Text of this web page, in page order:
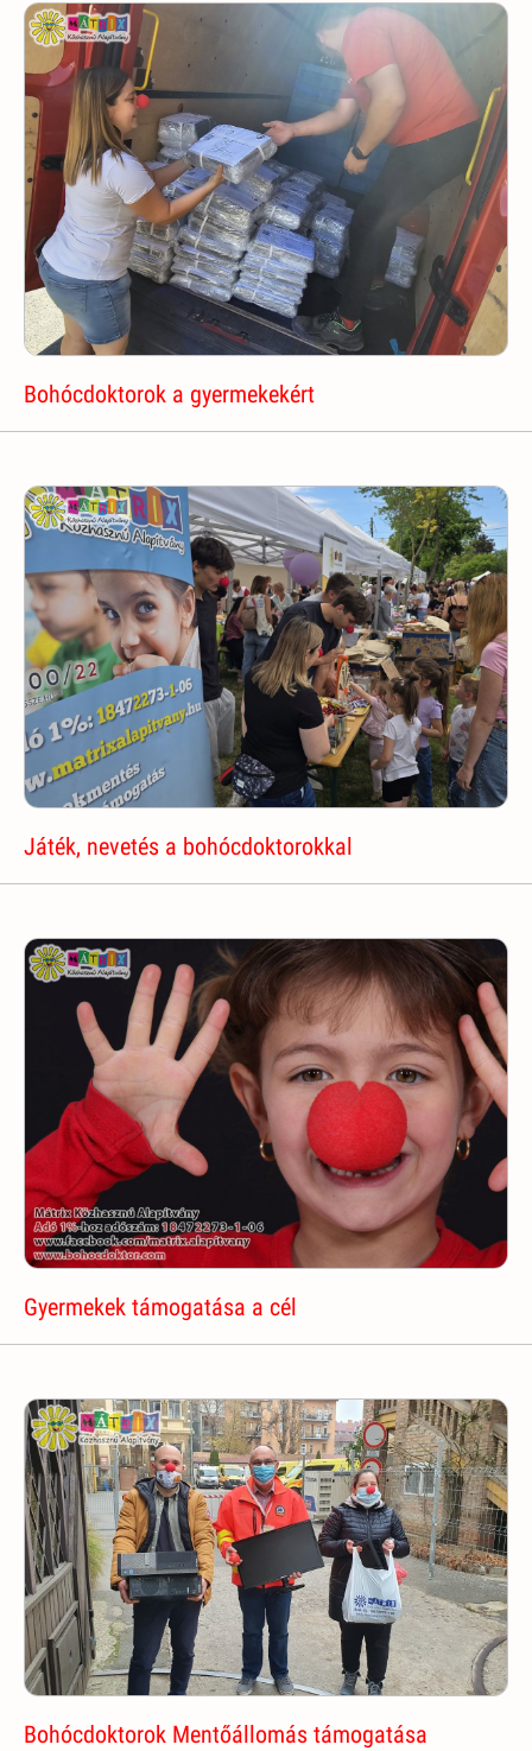
Bohócdoktorok a gyermekekért
Játék, nevetés a bohócdoktorokkal
Gyermekek támogatása a cél
Bohócdoktorok Mentőállomás támogatása